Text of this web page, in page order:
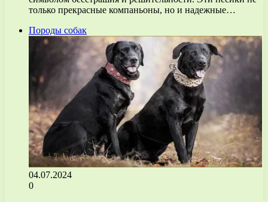
только прекрасные компаньоны, но и надежные…
Породы собак
04.07.2024
0